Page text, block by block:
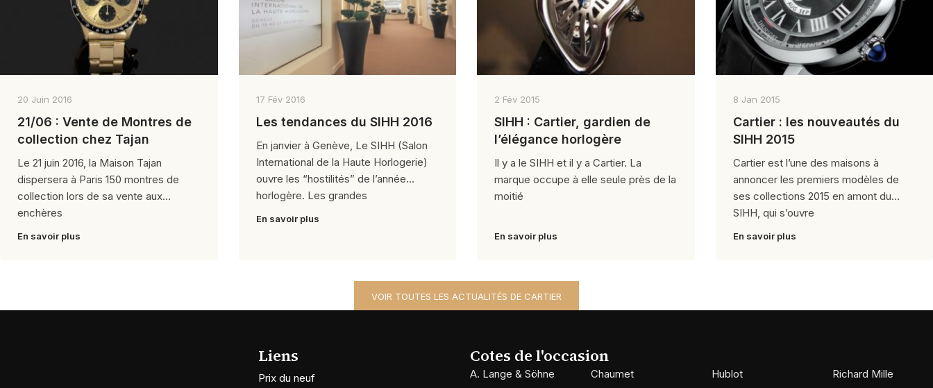
20 Juin 2016
21/06 : Vente de Montres de
collection chez Tajan
Le 21 juin 2016, la Maison Tajan
dispersera à Paris 150 montres de
collection lors de sa vente aux
enchères
En savoir plus
17 Fév 2016
Les tendances du SIHH 2016
En janvier à Genève, Le SIHH (Salon
International de la Haute Horlogerie)
ouvre les “hostilités” de l’année
horlogère. Les grandes
En savoir plus
2 Fév 2015
SIHH : Cartier, gardien de
l’élégance horlogère
Il y a le SIHH et il y a Cartier. La
marque occupe à elle seule près de la
moitié
En savoir plus
8 Jan 2015
Cartier : les nouveautés du
SIHH 2015
Cartier est l’une des maisons à
annoncer les premiers modèles de
ses collections 2015 en amont du
SIHH, qui s’ouvre
En savoir plus
VOIR TOUTES LES ACTUALITÉS DE CARTIER
Liens
Prix du neuf
Cotes de l'occasion
A. Lange & Söhne
Chaumet
Hublot
Richard Mille